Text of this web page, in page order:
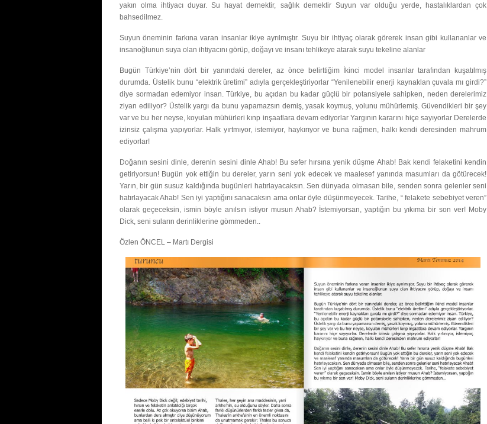
yakın olma ihtiyacı duyar. Su hayat dernektir, sağlık demektir Suyun var olduğu yerde, hastalıklardan çok
bahsedilmez.
Suyun öneminin farkına varan insanlar ikiye ayrılmıştır. Suyu bir ihtiyaç olarak görerek insan gibi kullananlar ve
insanoğlunun suya olan ihtiyacını görüp, doğayı ve insanı tehlikeye atarak suyu tekeline alanlar
Bugün Türkiye’nin dört bir yanındaki dereler, az önce belirttiğim İkinci model insanlar tarafından kuşatılmış
durumda. Üstelik bunu “elektrik üretimi” adıyla gerçekleştiriyorlar “Yenilenebilir enerji kaynaklan çuvala mı girdi?”
diye sormadan edemiyor insan. Türkiye, bu açıdan bu kadar güçlü bir potansiyele sahipken, neden derelerimiz
ziyan ediliyor? Üstelik yargı da bunu yapamazsın demiş, yasak koymuş, yolunu mühürlemiş. Güvendikleri bir şey
var ve bu her neyse, koyulan mühürleri kınp inşaatlara devam ediyorlar Yargının kararını hiçe sayıyorlar Derelerde
izinsiz çalışma yapıyorlar. Halk yırtmıyor, istemiyor, haykırıyor ve buna rağmen, halkı kendi deresinden mahrum
ediyorlar!
Doğanın sesini dinle, derenin sesini dinle Ahab! Bu sefer hırsına yenik düşme Ahab! Bak kendi felaketini kendin
getiriyorsun! Bugün yok ettiğin bu dereler, yarın seni yok edecek ve maalesef yanında masumları da götürecek!
Yarın, bir gün susuz kaldığında bugünleri hatırlayacaksın. Sen dünyada olmasan bile, senden sonra gelenler seni
hatırlayacak Ahab! Sen iyi yaptığını sanacaksın ama onlar öyle düşünmeyecek. Tarihe, “ felakete sebebiyet veren”
olarak geçeceksin, ismin böyle anılsın istiyor musun Ahab? İstemiyorsan, yaptığın bu yıkıma bir son ver! Moby
Dick, seni suların derinliklerine gömmeden..
Özlen ÖNCEL – Martı Dergisi